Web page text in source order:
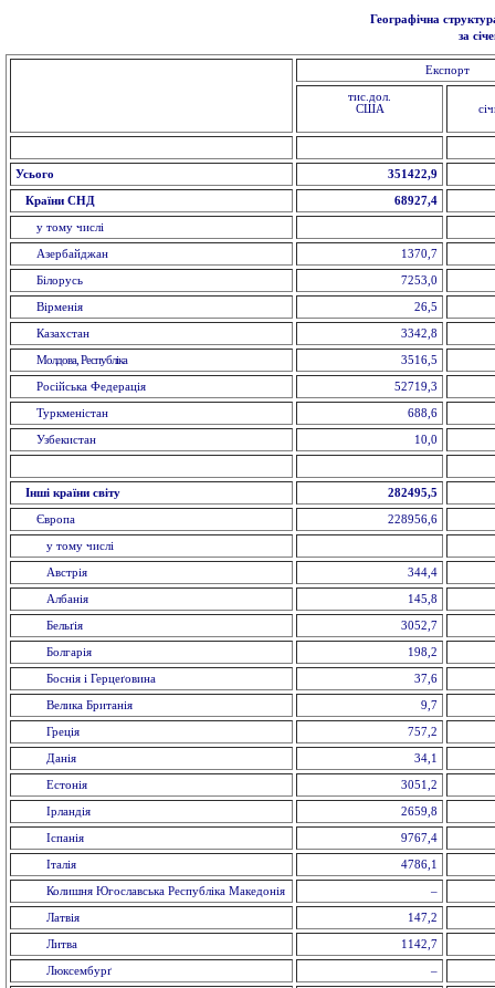
Географічна
за
Експорт
тис.дол.
США
Усього 351422,9
Країни СНД 68927,4
у тому числі
Азербайджан 1370,7
Білорусь 7253,0
Вірменія 26,5
Казахстан 3342,8
Молдова, Республіка 3516,5
Російська Федерація 52719,3
Туркменістан 688,6
Узбекистан 10,0
Інші країни світу 282495,5
Європа 228956,6
у тому числі
Австрія 344,4
Албанія 145,8
Бельґія 3052,7
Болгарія 198,2
Боснія і Герцеґовина 37,6
Велика Британія 9,7
Греція 757,2
Данія 34,1
Естонія 3051,2
Ірландія 2659,8
Іспанія 9767,4
Італія 4786,1
Колишня Югославська Республіка Македонія –
Латвія 147,2
Литва 1142,7
Люксембурґ –